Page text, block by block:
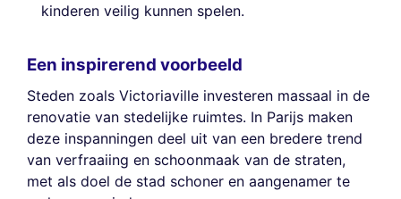
kinderen veilig kunnen spelen.
Een inspirerend voorbeeld
Steden zoals Victoriaville investeren massaal in de
renovatie van stedelijke ruimtes. In Parijs maken
deze inspanningen deel uit van een bredere trend
van verfraaiing en schoonmaak van de straten,
met als doel de stad schoner en aangenamer te